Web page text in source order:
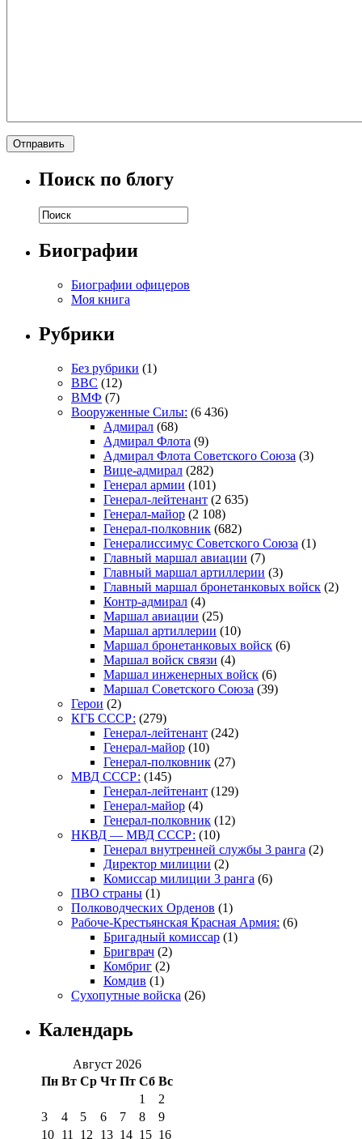
Поиск по блогу
Биографии
Биографии офицеров
Моя книга
Рубрики
Без рубрики (1)
ВВС (12)
ВМФ (7)
Вооруженные Силы: (6 436)
Адмирал (68)
Адмирал Флота (9)
Адмирал Флота Советского Союза (3)
Вице-адмирал (282)
Генерал армии (101)
Генерал-лейтенант (2 635)
Генерал-майор (2 108)
Генерал-полковник (682)
Генералиссимус Советского Союза (1)
Главный маршал авиации (7)
Главный маршал артиллерии (3)
Главный маршал бронетанковых войск (2)
Контр-адмирал (4)
Маршал авиации (25)
Маршал артиллерии (10)
Маршал бронетанковых войск (6)
Маршал войск связи (4)
Маршал инженерных войск (6)
Маршал Советского Союза (39)
Герои (2)
КГБ СССР: (279)
Генерал-лейтенант (242)
Генерал-майор (10)
Генерал-полковник (27)
МВД СССР: (145)
Генерал-лейтенант (129)
Генерал-майор (4)
Генерал-полковник (12)
НКВД — МВД СССР: (10)
Генерал внутренней службы 3 ранга (2)
Директор милиции (2)
Комиссар милиции 3 ранга (6)
ПВО страны (1)
Полководческих Орденов (1)
Рабоче-Крестьянская Красная Армия: (6)
Бригадный комиссар (1)
Бригврач (2)
Комбриг (2)
Комдив (1)
Сухопутные войска (26)
Календарь
Август 2026
Пн Вт Ср Чт Пт Сб Вс
1
2
3
4 5 6 7 8
9
10 11 12 13 14 15 16